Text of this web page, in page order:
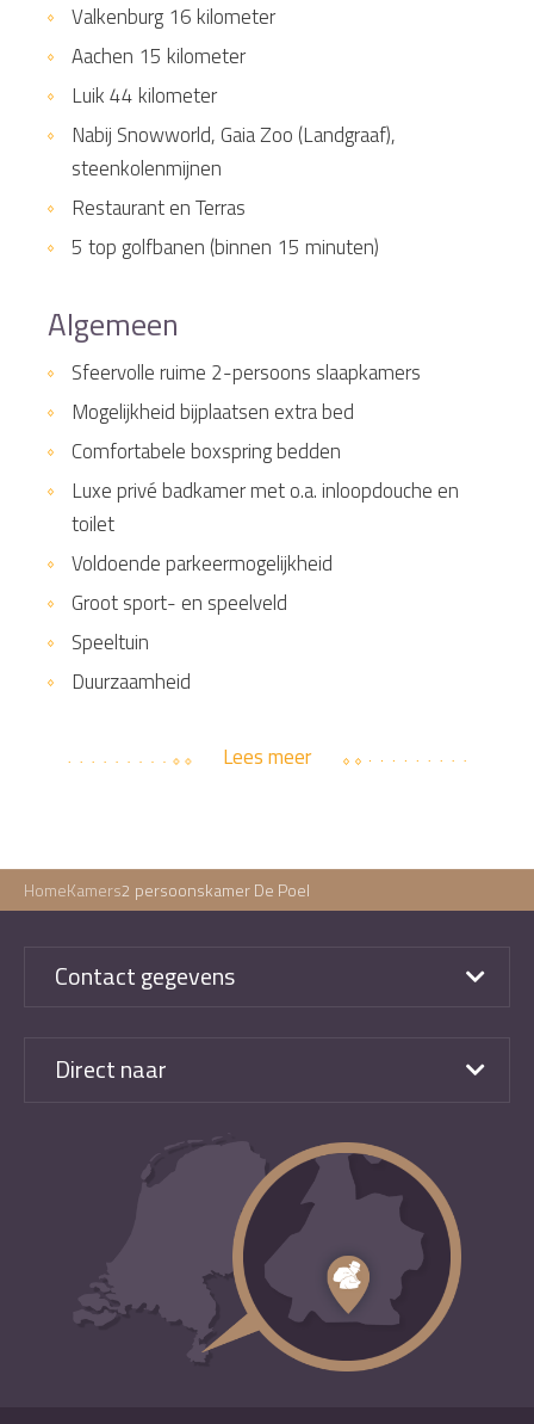
Valkenburg 16 kilometer
Aachen 15 kilometer
Luik 44 kilometer
Nabij Snowworld, Gaia Zoo (Landgraaf),
steenkolenmijnen
Restaurant en Terras
5 top golfbanen (binnen 15 minuten)
Algemeen
Sfeervolle ruime 2-persoons slaapkamers
Mogelijkheid bijplaatsen extra bed
Comfortabele boxspring bedden
Luxe privé badkamer met o.a. inloopdouche en
toilet
Voldoende parkeermogelijkheid
Groot sport- en speelveld
Speeltuin
Duurzaamheid
Lees meer
HomeKamers2 persoonskamer De Poel
Contact gegevens
Direct naar